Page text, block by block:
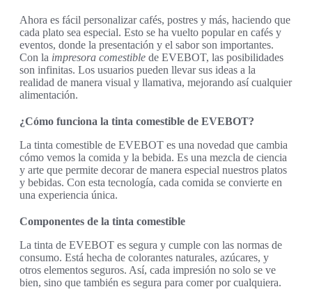
Ahora es fácil personalizar cafés, postres y más, haciendo que
cada plato sea especial. Esto se ha vuelto popular en cafés y
eventos, donde la presentación y el sabor son importantes.
Con la impresora comestible de EVEBOT, las posibilidades
son infinitas. Los usuarios pueden llevar sus ideas a la
realidad de manera visual y llamativa, mejorando así cualquier
alimentación.
¿Cómo funciona la tinta comestible de EVEBOT?
La tinta comestible de EVEBOT es una novedad que cambia
cómo vemos la comida y la bebida. Es una mezcla de ciencia
y arte que permite decorar de manera especial nuestros platos
y bebidas. Con esta tecnología, cada comida se convierte en
una experiencia única.
Componentes de la tinta comestible
La tinta de EVEBOT es segura y cumple con las normas de
consumo. Está hecha de colorantes naturales, azúcares, y
otros elementos seguros. Así, cada impresión no solo se ve
bien, sino que también es segura para comer por cualquiera.